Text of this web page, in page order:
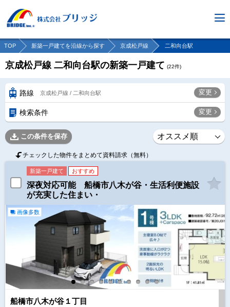
TOP 新築一戸建てを沿線から探す 京成松戸線 二和向台駅
京成松戸線 二和向台駅の新築一戸建て (22件)
路線 京成松戸線 / 二和向台駅 変更
検索条件 変更
この条件を保存
チェックした物件をまとめて資料請求（無料）
新築一戸建て おすすめ
深夜対応可能 船橋市八木が谷・生活利便施設
が充実した住まい・
画像多数
船橋市八木が谷１丁目